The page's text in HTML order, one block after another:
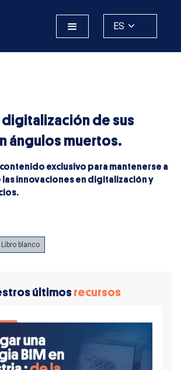
ES
de sus
ángulos muertos.
exclusivo para mantenerse a
las innovaciones en digitalización y
Libro blanco
últimosrecursos